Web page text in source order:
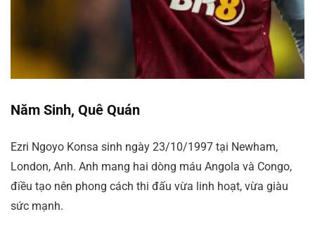
Năm Sinh, Quê Quán
Ezri Ngoyo Konsa sinh ngày 23/10/1997 tại Newham,
London, Anh. Anh mang hai dòng máu Angola và Congo,
điều tạo nên phong cách thi đấu vừa linh hoạt, vừa giàu
sức mạnh.